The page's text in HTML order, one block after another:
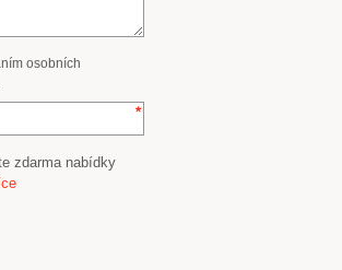
osobních
zdarma nabídky